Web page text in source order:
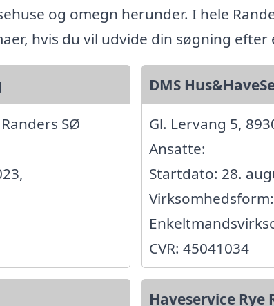
og omegn herunder. I hele
hvis du vil udvide din søgning efter
SØ
DMS
Gl. Lervang 5,
Ansatte:
Startdato: 28.
Virksomhedsform:
CVR: 45041034
Haveservice Rye